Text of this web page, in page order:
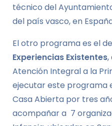
técnico del
del país vasco, en
El otro programa es el de
Experiencias Existentes,
Atención Integral a la
ejecutar este programa
Casa Abierta por tres
acompañar a 7